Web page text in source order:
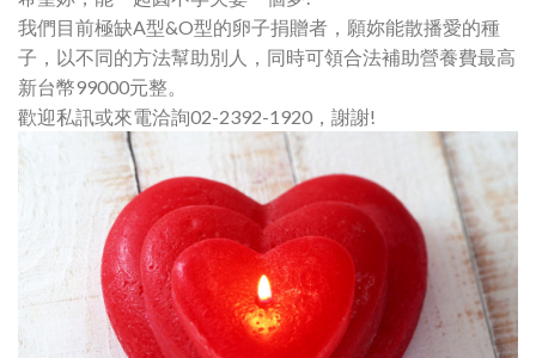
我們目前極缺A型&O型的卵子捐贈者，願妳能散播愛的種
子，以不同的方法幫助別人，同時可領合法補助營養費最高
新台幣99000元整。
歡迎私訊或來電洽詢02-2392-1920，謝謝!